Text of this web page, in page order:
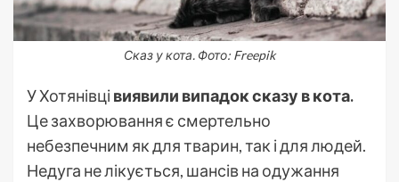
Сказ у кота. Фото: Freepik
У Хотянівці виявили випадок сказу в кота.
Це захворювання є смертельно
небезпечним як для тварин, так і для людей.
Недуга не лікується, шансів на одужання